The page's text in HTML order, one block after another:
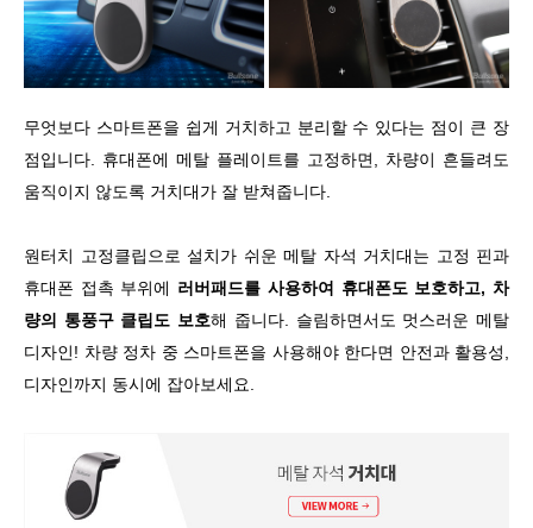
무엇보다 스마트폰을 쉽게 거치하고 분리할 수 있다는 점이 큰 장
점입니다. 휴대폰에 메탈 플레이트를 고정하면, 차량이 흔들려도
움직이지 않도록 거치대가 잘 받쳐줍니다.
원터치 고정클립으로 설치가 쉬운 메탈 자석 거치대는 고정 핀과
휴대폰 접촉 부위에 러버패드를 사용하여 휴대폰도 보호하고, 차
량의 통풍구 클립도 보호해 줍니다. 슬림하면서도 멋스러운 메탈
디자인! 차량 정차 중 스마트폰을 사용해야 한다면 안전과 활용성,
디자인까지 동시에 잡아보세요.